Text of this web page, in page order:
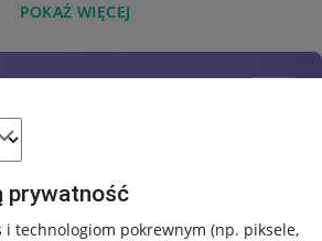
prywatność
i technologiom pokrewnym (np. piksele,
POKAŻ WIĘCEJ